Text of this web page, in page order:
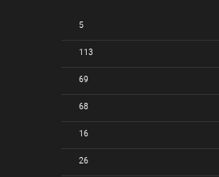
5
113
69
68
16
26